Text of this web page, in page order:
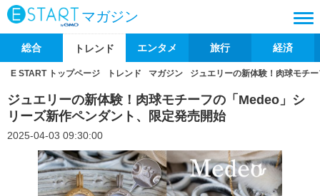
マガジン
総合 トレンド エンタメ 旅行 経済
E START トップページ トレンド マガジン ジュエリーの新体験！肉球モチ
ジュエリーの新体験！肉球モチーフの「Medeo」シ
リーズ新作ペンダント、限定発売開始
2025-04-03 09:30:00